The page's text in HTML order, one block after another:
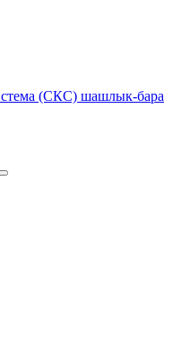
(СКС) шашлык-бара